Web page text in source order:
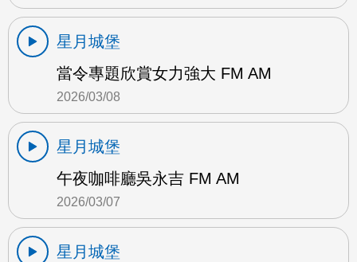
星月城堡
當令專題欣賞女力強大 FM AM
2026/03/08
星月城堡
午夜咖啡廳吳永吉 FM AM
2026/03/07
星月城堡